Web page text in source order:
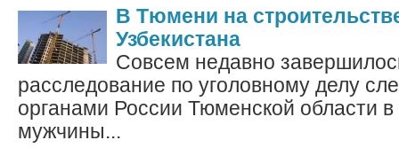
В Тюмени на
Узбекистана
Совсем недавно
расследование по уголовному делу
органами России Тюменской области
мужчины...